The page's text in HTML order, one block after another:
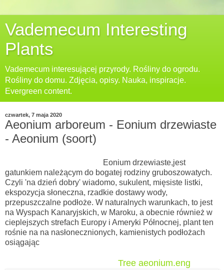
Vademecum Interesting
Plants
Vademecum interesującej przyrody. Rośliny do ogrodu.
Rośliny do domu. Zdjęcia, opisy. Nauka, inspiracje.
Evergreen content.
czwartek, 7 maja 2020
Aeonium arboreum - Eonium drzewiaste
- Aeonium (soort)
Eonium drzewiaste,jest
gatunkiem należącym do bogatej rodziny gruboszowatych.
Czyli 'na dzień dobry' wiadomo, sukulent, mięsiste listki,
ekspozycja słoneczna, rzadkie dostawy wody,
przepuszczalne podłoże. W naturalnych warunkach, to jest
na Wyspach Kanaryjskich, w Maroku, a obecnie również w
cieplejszych strefach Europy i Ameryki Północnej, plant ten
rośnie na na nasłonecznionych, kamienistych podłożach
osiągając
Tree aeonium.eng